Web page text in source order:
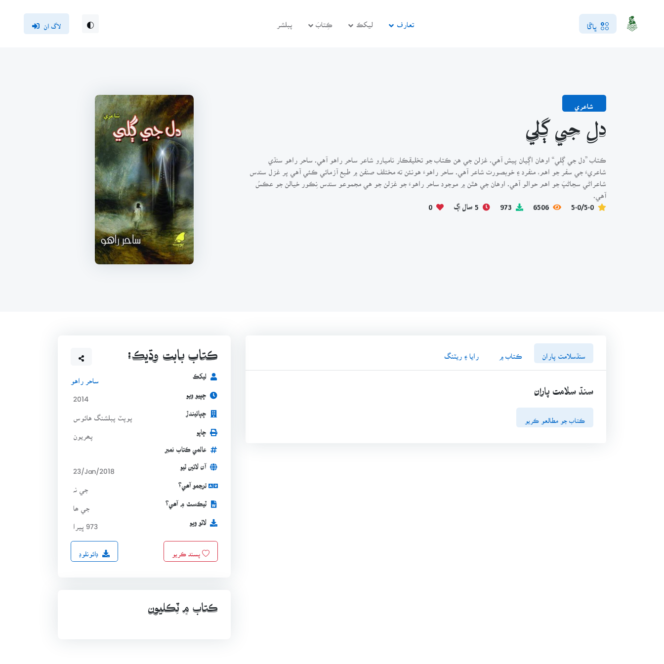
ڀاڱا تعارف ليکڪ ڪِتابَ پبلشر لاگ ان
شاعري
دل جي ڳلي
ڪتاب ”دل جي ڳلي“ اوهان اڳيان پيش آهي. غزلن جي هن ڪتاب جو تخليقڪار ناميارو شاعر ساحر راهو آهي. ساحر راهو سنڌي
شاعريءَ جي سفر جو اهم، منفرد ۽ خوبصورت شاعر آهي. ساحر راهوءَ هونئن ته مختلف صنفن ۾ طبع آزمائي ڪئي آهي پر غزل سندس
شاعراڻي سڃاڻپَ جو اهم حوالو آهي. اوهان جي هٿن ۾ موجود ساحر راهوءَ جو غزلن جو هي مجموعو سندس نِڪور خيالن جو عڪسُ
آهي.
5.0/5.0
6506
973 5 سال اڳ 0
سنڌسلامت پاران ڪتاب ۾ رايا ۽ ريٽنگ
سنڌ سلامت پاران
ڪتاب جو مطالعو ڪريو
ڪتاب بابت وڌيڪ:
ليکڪ ساحر راهو
ڇپيو ويو 2014
ڇپائيندڙ پوپٽ پبلشنگ هائوس
ڇاپو
عالمي ڪتاب نمبر
آن لائين ٿيو 23/Jan/2018
ترجمو آھي؟
ٽيڪسٽ ۾ آھي؟ جي ھا
لاٿو ويو 973 ڀيرا
پسند ڪريو ڊائونلوڊ
ڪتاب ۾ ٽِڪليون